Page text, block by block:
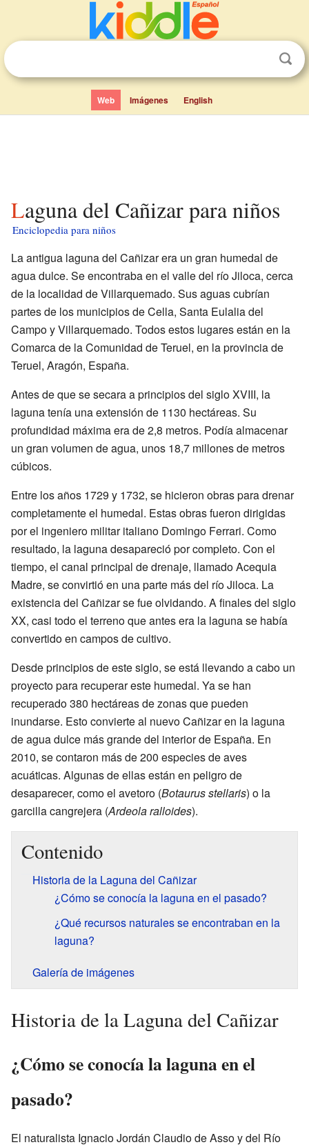
Web Imágenes English
Laguna del Cañizar para niños
Enciclopedia para niños
La antigua laguna del Cañizar era un gran humedal de
agua dulce. Se encontraba en el valle del río Jiloca, cerca
de la localidad de Villarquemado. Sus aguas cubrían
partes de los municipios de Cella, Santa Eulalia del
Campo y Villarquemado. Todos estos lugares están en la
Comarca de la Comunidad de Teruel, en la provincia de
Teruel, Aragón, España.
Antes de que se secara a principios del siglo XVIII, la
laguna tenía una extensión de 1130 hectáreas. Su
profundidad máxima era de 2,8 metros. Podía almacenar
un gran volumen de agua, unos 18,7 millones de metros
cúbicos.
Entre los años 1729 y 1732, se hicieron obras para drenar
completamente el humedal. Estas obras fueron dirigidas
por el ingeniero militar italiano Domingo Ferrari. Como
resultado, la laguna desapareció por completo. Con el
tiempo, el canal principal de drenaje, llamado Acequia
Madre, se convirtió en una parte más del río Jiloca. La
existencia del Cañizar se fue olvidando. A finales del siglo
XX, casi todo el terreno que antes era la laguna se había
convertido en campos de cultivo.
Desde principios de este siglo, se está llevando a cabo un
proyecto para recuperar este humedal. Ya se han
recuperado 380 hectáreas de zonas que pueden
inundarse. Esto convierte al nuevo Cañizar en la laguna
de agua dulce más grande del interior de España. En
2010, se contaron más de 200 especies de aves
acuáticas. Algunas de ellas están en peligro de
desaparecer, como el avetoro (Botaurus stellaris) o la
garcilla cangrejera (Ardeola ralloides).
Contenido
Historia de la Laguna del Cañizar
¿Cómo se conocía la laguna en el pasado?
¿Qué recursos naturales se encontraban en la
laguna?
Galería de imágenes
Historia de la Laguna del Cañizar
¿Cómo se conocía la laguna en el
pasado?
El naturalista Ignacio Jordán Claudio de Asso y del Río